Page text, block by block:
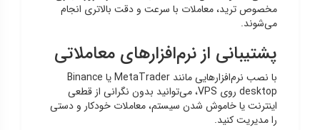
مخصوص ترید، معاملات با سرعت و دقت بالاتری انجام
می‌شوند.
پشتیبانی از نرم‌افزارهای معاملاتی
با نصب نرم‌افزارهایی مانند MetaTrader یا Binance
desktop روی VPS، می‌توانید بدون نگرانی از قطعی
اینترنت یا خاموش شدن سیستم، معاملات خودکار و دستی
را مدیریت کنید.